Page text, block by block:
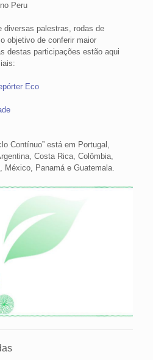
Peru
diversas palestras, rodas de
objetivo de conferir maior
destas participações estão aqui
Eco
Contínuo” está em Portugal,
Costa Rica, Colômbia,
México, Panamá e Guatemala.